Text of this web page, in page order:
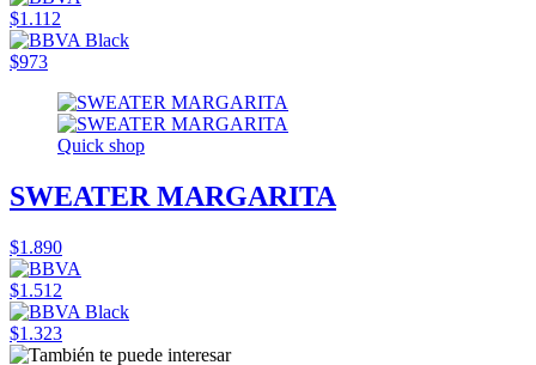
$1.112
$973
Quick shop
SWEATER MARGARITA
$1.890
$1.512
$1.323